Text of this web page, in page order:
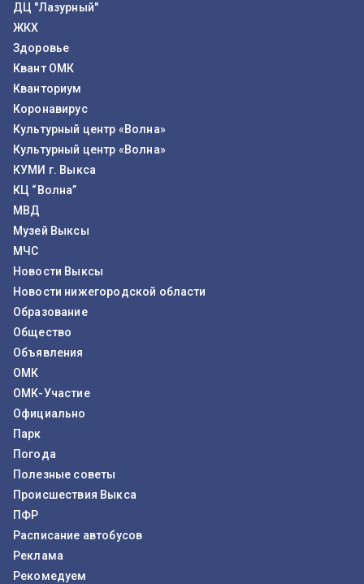
ДЦ "Лазурный"
ЖКХ
Здоровье
Квант ОМК
Кванториум
Коронавирус
Культурный центр «Волна»
Культурный центр «Волна»
КУМИ г. Выкса
КЦ “Волна”
МВД
Музей Выксы
МЧС
Новости Выксы
Новости нижегородской области
Образование
Общество
Объявления
ОМК
ОМК-Участие
Официально
Парк
Погода
Полезные советы
Происшествия Выкса
ПФР
Расписание автобусов
Реклама
Рекомедуем